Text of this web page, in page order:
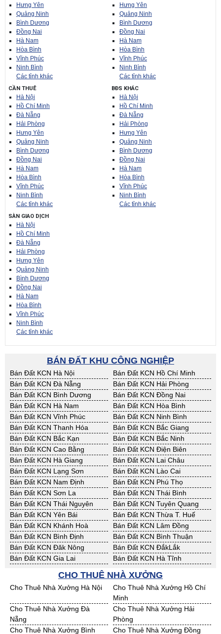
Hưng Yên
Quảng Ninh
Bình Dương
Đồng Nai
Hà Nam
Hòa Bình
Vĩnh Phúc
Ninh Bình
Các tỉnh khác
Hưng Yên
Quảng Ninh
Bình Dương
Đồng Nai
Hà Nam
Hòa Bình
Vĩnh Phúc
Ninh Bình
Các tỉnh khác
CẦN THUÊ
Hà Nội
Hồ Chí Minh
Đà Nẵng
Hải Phòng
Hưng Yên
Quảng Ninh
Bình Dương
Đồng Nai
Hà Nam
Hòa Bình
Vĩnh Phúc
Ninh Bình
Các tỉnh khác
BĐS KHÁC
Hà Nội
Hồ Chí Minh
Đà Nẵng
Hải Phòng
Hưng Yên
Quảng Ninh
Bình Dương
Đồng Nai
Hà Nam
Hòa Bình
Vĩnh Phúc
Ninh Bình
Các tỉnh khác
SÀN GIAO DỊCH
Hà Nội
Hồ Chí Minh
Đà Nẵng
Hải Phòng
Hưng Yên
Quảng Ninh
Bình Dương
Đồng Nai
Hà Nam
Hòa Bình
Vĩnh Phúc
Ninh Bình
Các tỉnh khác
BÁN ĐẤT KHU CÔNG NGHIỆP
Bán Đất KCN Hà Nội
Bán Đất KCN Hồ Chí Minh
Bán Đất KCN Đà Nẵng
Bán Đất KCN Hải Phòng
Bán Đất KCN Bình Dương
Bán Đất KCN Đồng Nai
Bán Đất KCN Hà Nam
Bán Đất KCN Hòa Bình
Bán Đất KCN Vĩnh Phúc
Bán Đất KCN Ninh Bình
Bán Đất KCN Thanh Hóa
Bán Đất KCN Bắc Giang
Bán Đất KCN Bắc Kạn
Bán Đất KCN Bắc Ninh
Bán Đất KCN Cao Bằng
Bán Đất KCN Điện Biên
Bán Đất KCN Hà Giang
Bán Đất KCN Lai Châu
Bán Đất KCN Lạng Sơn
Bán Đất KCN Lào Cai
Bán Đất KCN Nam Định
Bán Đất KCN Phú Thọ
Bán Đất KCN Sơn La
Bán Đất KCN Thái Bình
Bán Đất KCN Thái Nguyên
Bán Đất KCN Tuyên Quang
Bán Đất KCN Yên Bái
Bán Đất KCN Thừa T. Huế
Bán Đất KCN Khánh Hoà
Bán Đất KCN Lâm Đồng
Bán Đất KCN Bình Định
Bán Đất KCN Bình Thuận
Bán Đất KCN Đăk Nông
Bán Đất KCN ĐắkLắk
Bán Đất KCN Gia Lai
Bán Đất KCN Hà Tĩnh
Bán Đất KCN Nghệ An
Bán Đất KCN Ninh Thuận
Bán Đất KCN Phú Yên
Bán Đất KCN Quảng Bình
Bán Đất KCN Quảng Nam
Bán Đất KCN Quảng Ngãi
Bán Đất KCN Bà Rịa - VT
Bán Đất KCN Cần Thơ
Bán Đất KCN An Giang
Bán Đất KCN Bạc Liêu
Bán Đất KCN Bến Tre
CHO THUÊ NHÀ XƯỞNG
Cho Thuê Nhà Xưởng Hà Nội
Cho Thuê Nhà Xưởng Hồ Chí
Minh
Cho Thuê Nhà Xưởng Đà
Nẵng
Cho Thuê Nhà Xưởng Hải
Phòng
Cho Thuê Nhà Xưởng Bình
Cho Thuê Nhà Xưởng Đồng